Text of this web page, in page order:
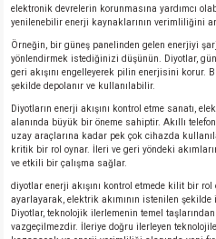
elektronik devrelerin korunmasına yardımcı
yenilenebilir enerji kaynaklarının verimliliğini
Örneğin, bir güneş panelinden gelen enerjiyi
yönlendirmek istediğinizi düşünün. Diyotlar,
geri akışını engelleyerek pilin enerjisini korur.
şekilde depolanır ve kullanılabilir.
Diyotların enerji akışını kontrol etme sanatı,
alanında büyük bir öneme sahiptir. Akıllı
uzay araçlarına kadar pek çok cihazda
kritik bir rol oynar. İleri ve geri yöndeki
ve etkili bir çalışma sağlar.
diyotlar enerji akışını kontrol etmede kilit bir
ayarlayarak, elektrik akımının istenilen
Diyotlar, teknolojik ilerlemenin temel
vazgeçilmezdir. İleriye doğru ilerleyen